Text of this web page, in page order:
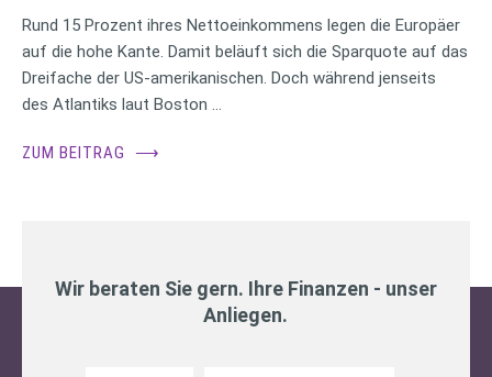
Rund 15 Prozent ihres Nettoeinkommens legen die Europäer
auf die hohe Kante. Damit beläuft sich die Sparquote auf das
Dreifache der US-amerikanischen. Doch während jenseits
des Atlantiks laut Boston …
ZUM BEITRAG ⟶
Wir beraten Sie gern. Ihre Finanzen - unser
Anliegen.